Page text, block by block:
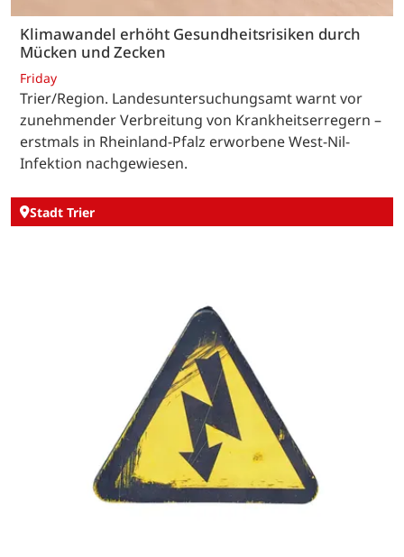
Klimawandel erhöht Gesundheitsrisiken durch
Mücken und Zecken
Friday
Trier/Region. Landesuntersuchungsamt warnt vor
zunehmender Verbreitung von Krankheitserregern –
erstmals in Rheinland-Pfalz erworbene West-Nil-
Infektion nachgewiesen.
Stadt Trier